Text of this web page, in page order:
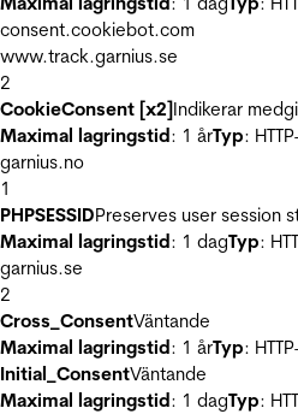
consent.cookiebot.com
www.track.garnius.se
2
CookieConsent [x2]Indikerar
Maximal lagringstid: 1 årTyp:
garnius.no
1
PHPSESSIDPreserves user session
Maximal lagringstid: 1 dagTyp:
garnius.se
2
Cross_ConsentVäntande
Maximal lagringstid: 1 årTyp:
Initial_ConsentVäntande
Maximal lagringstid: 1 dagTyp: